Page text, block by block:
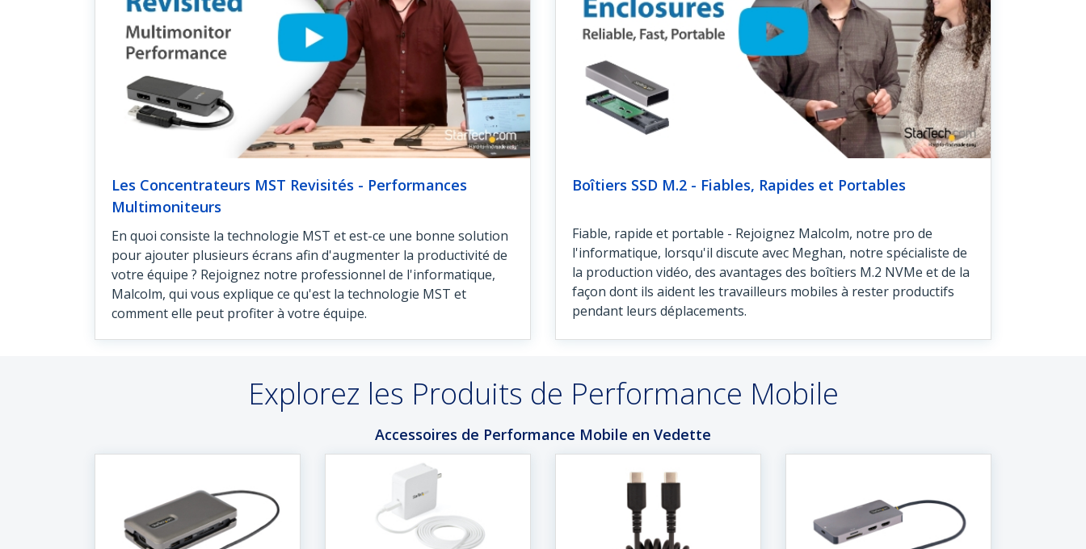
Les Concentrateurs MST Revisités - Performances
Multimoniteurs
En quoi consiste la technologie MST et est-ce une bonne solution
pour ajouter plusieurs écrans afin d'augmenter la productivité de
votre équipe ? Rejoignez notre professionnel de l'informatique,
Malcolm, qui vous explique ce qu'est la technologie MST et
comment elle peut profiter à votre équipe.
Boîtiers SSD M.2 - Fiables, Rapides et Portables
Fiable, rapide et portable - Rejoignez Malcolm, notre pro de
l'informatique, lorsqu'il discute avec Meghan, notre spécialiste de
la production vidéo, des avantages des boîtiers M.2 NVMe et de la
façon dont ils aident les travailleurs mobiles à rester productifs
pendant leurs déplacements.
Explorez les Produits de Performance Mobile
Accessoires de Performance Mobile en Vedette